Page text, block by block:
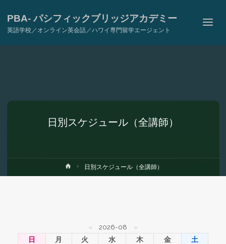
PBA- パシフィックブリッジアカデミー
英語学校／オンライン英会話／ハワイ専門留学エージェント
日別スケジュール（全講師）
ホ
ー
日別スケジュール（全講師）
« 2026-08
»
日
月 火 水 木 金
土